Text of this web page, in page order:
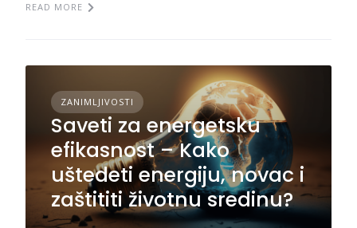
READ MORE
ZANIMLJIVOSTI
Saveti za energetsku
efikasnost – Kako
uštedeti energiju, novac i
zaštititi životnu sredinu?